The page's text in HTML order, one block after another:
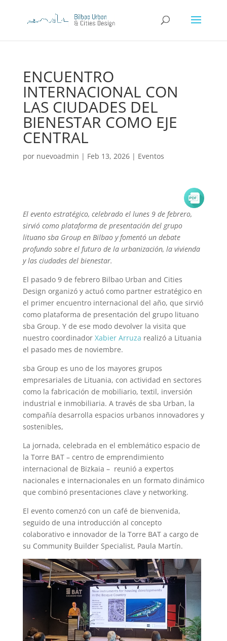
ENCUENTRO
INTERNACIONAL CON
LAS CIUDADES DEL
BIENESTAR COMO EJE
CENTRAL
por nuevoadmin | Feb 13, 2026| Eventos
El evento estratégico, celebrado el lunes 9 de febrero,
sirvió como plataforma de presentación del grupo
lituano sba Group en Bilbao y fomentó un debate
profundo sobre el futuro de la urbanización, la vivienda
y las ciudades del bienestar.
El pasado 9 de febrero Bilbao Urban and Cities
Design organizó y actuó como partner estratégico en
el primer encuentro internacional del año, que sirvió
como plataforma de presentación del grupo lituano
sba Group. Y de ese modo devolver la visita que
nuestro coordinador Xabier Arruza realizó a Lituania
el pasado mes de noviembre.
sba Group es uno de los mayores grupos
empresariales de Lituania, con actividad en sectores
como la fabricación de mobiliario, textil, inversión
industrial e inmobiliaria. A través de sba Urban, la
compañía desarrolla espacios urbanos innovadores y
sostenibles,
La jornada, celebrada en el emblemático espacio de
la Torre BAT – centro de emprendimiento
internacional de Bizkaia – reunió a expertos
nacionales e internacionales en un formato dinámico
que combinó presentaciones clave y networking.
El evento comenzó con un café de bienvenida,
seguido de una introducción al concepto
colaborativo e innovador de la Torre BAT a cargo de
su Community Builder Specialist, Paula Martín.